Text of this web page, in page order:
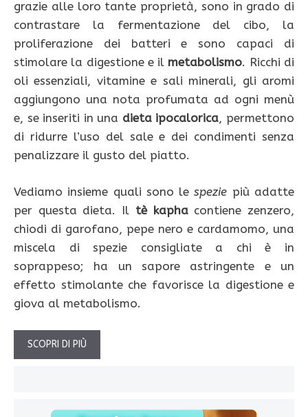
grazie alle loro tante proprietà, sono in grado di
contrastare la fermentazione del cibo, la
proliferazione dei batteri e sono capaci di
stimolare la digestione e il metabolismo. Ricchi di
oli essenziali, vitamine e sali minerali, gli aromi
aggiungono una nota profumata ad ogni menù
e, se inseriti in una dieta ipocalorica, permettono
di ridurre l’uso del sale e dei condimenti senza
penalizzare il gusto del piatto.
Vediamo insieme quali sono lespezie più adatte
per questa dieta. Il tè kaphacontiene zenzero,
chiodi di garofano, pepe nero e cardamomo, una
miscela di spezie consigliate a chi è in
soprappeso; ha un sapore astringente e un
effetto stimolante che favorisce la digestione e
giova al metabolismo.
SCOPRI DI PIÙ